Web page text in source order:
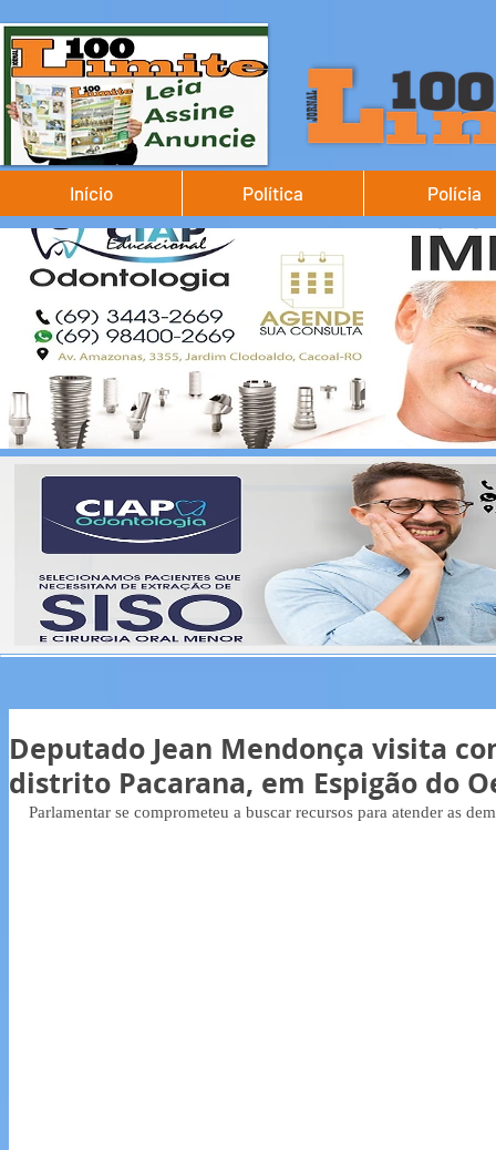
Início Política Polícia
Deputado Jean Mendonça visita
distrito Pacarana, em Espigão do
Parlamentar se comprometeu a buscar recursos para atender as